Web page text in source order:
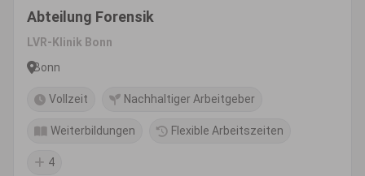
Abteilung Forensik
LVR-Klinik Bonn
Bonn
Vollzeit Nachhaltiger Arbeitgeber
Weiterbildungen Flexible Arbeitszeiten
4